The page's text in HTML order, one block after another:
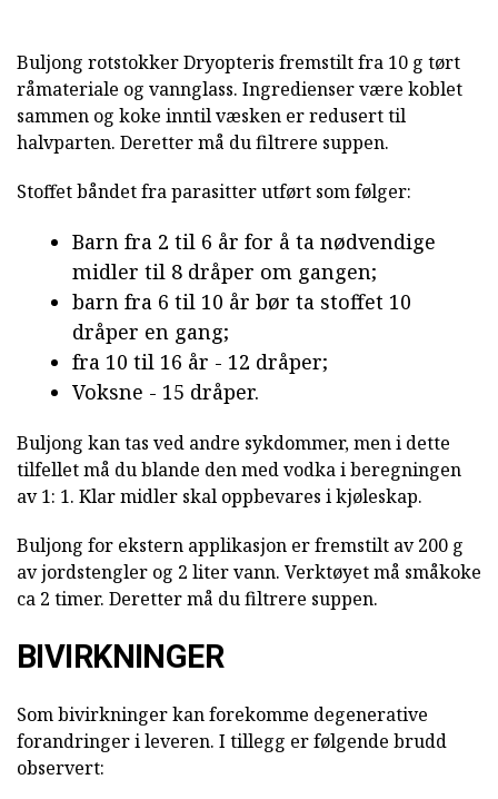
Buljong rotstokker Dryopteris fremstilt fra 10 g tørt
råmateriale og vannglass. Ingredienser være koblet
sammen og koke inntil væsken er redusert til
halvparten. Deretter må du filtrere suppen.
Stoffet båndet fra parasitter utført som følger:
Barn fra 2 til 6 år for å ta nødvendige
midler til 8 dråper om gangen;
barn fra 6 til 10 år bør ta stoffet 10
dråper en gang;
fra 10 til 16 år - 12 dråper;
Voksne - 15 dråper.
Buljong kan tas ved andre sykdommer, men i dette
tilfellet må du blande den med vodka i beregningen
av 1: 1. Klar midler skal oppbevares i kjøleskap.
Buljong for ekstern applikasjon er fremstilt av 200 g
av jordstengler og 2 liter vann. Verktøyet må småkoke
ca 2 timer. Deretter må du filtrere suppen.
BIVIRKNINGER
Som bivirkninger kan forekomme degenerative
forandringer i leveren. I tillegg er følgende brudd
observert: